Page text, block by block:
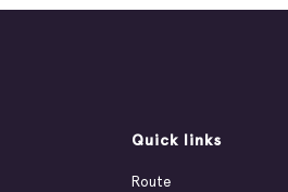
Quick links
Route